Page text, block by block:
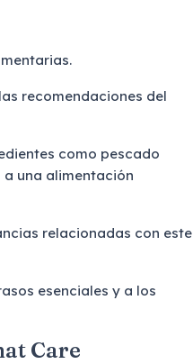
recomendaciones del
como pescado
una alimentación
relacionadas con este
esenciales y a los
Care